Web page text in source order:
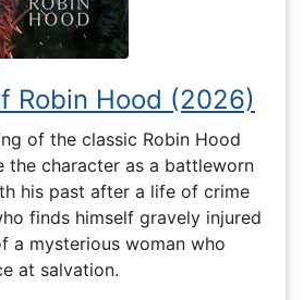
Robin Hood (2026)
of the classic Robin Hood
the character as a battleworn
his past after a life of crime
finds himself gravely injured
a mysterious woman who
at salvation.